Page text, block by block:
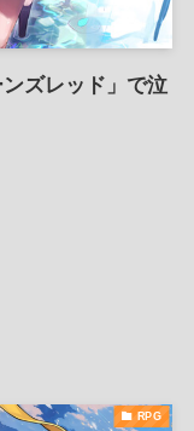
ズレッド」で泣
RPG